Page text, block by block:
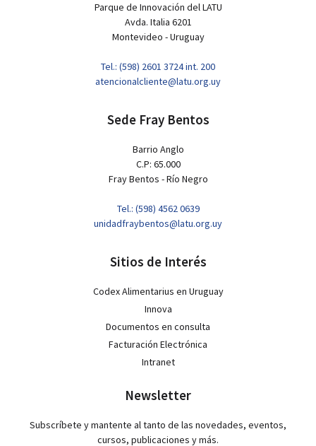
Parque de Innovación del LATU
Avda. Italia 6201
Montevideo - Uruguay
Tel.: (598) 2601 3724 int. 200
atencionalcliente@latu.org.uy
Sede Fray Bentos
Barrio Anglo
C.P: 65.000
Fray Bentos - Río Negro
Tel.: (598) 4562 0639
unidadfraybentos@latu.org.uy
Sitios de Interés
Codex Alimentarius en Uruguay
Innova
Documentos en consulta
Facturación Electrónica
Intranet
Newsletter
Subscríbete y mantente al tanto de las novedades, eventos,
cursos, publicaciones y más.